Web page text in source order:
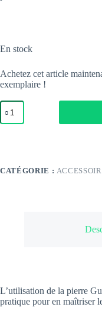
En stock
Achetez cet article
exemplaire !
quantité
de
Pierre
CATÉGORIE :
L’utilisation de la pierre
pratique pour en maîtriser